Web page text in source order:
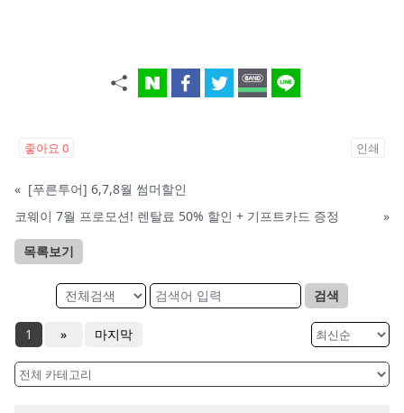
좋아요 0 인쇄
« [푸른투어] 6,7,8월 썸머할인
코웨이 7월 프로모션! 렌탈료 50% 할인 + 기프트카드 증정
»
목록보기
검색
1 » 마지막